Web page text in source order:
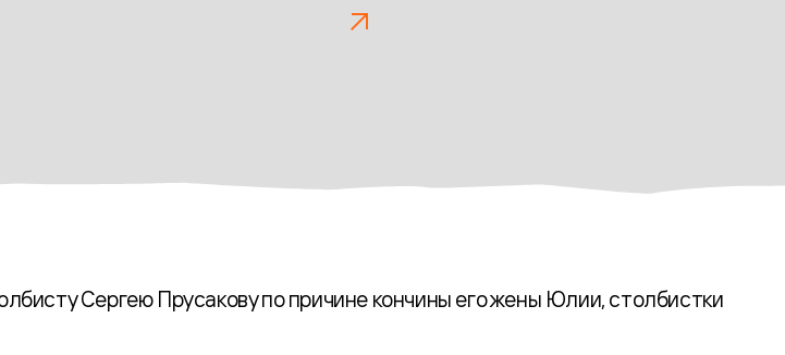
Сергею Прусакову по причине кончины его жены Юлии, столбистки